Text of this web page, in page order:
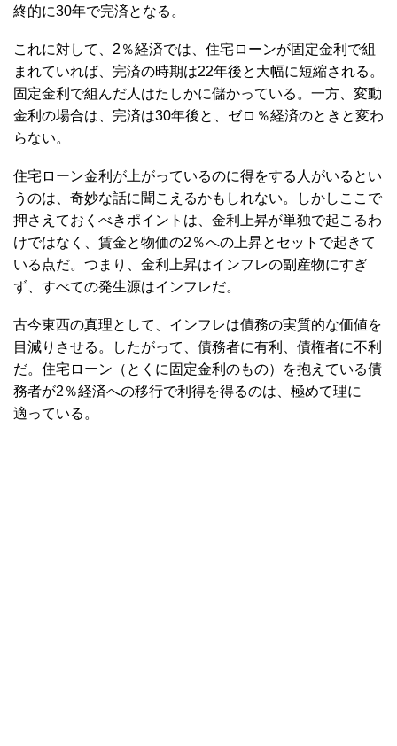
終的に30年で完済となる。
これに対して、2％経済では、住宅ローンが固定金利で組
まれていれば、完済の時期は22年後と大幅に短縮される。
固定金利で組んだ人はたしかに儲かっている。一方、変動
金利の場合は、完済は30年後と、ゼロ％経済のときと変わ
らない。
住宅ローン金利が上がっているのに得をする人がいるとい
うのは、奇妙な話に聞こえるかもしれない。しかしここで
押さえておくべきポイントは、金利上昇が単独で起こるわ
けではなく、賃金と物価の2％への上昇とセットで起きて
いる点だ。つまり、金利上昇はインフレの副産物にすぎ
ず、すべての発生源はインフレだ。
古今東西の真理として、インフレは債務の実質的な価値を
目減りさせる。したがって、債務者に有利、債権者に不利
だ。住宅ローン（とくに固定金利のもの）を抱えている債
務者が2％経済への移行で利得を得るのは、極めて理に
適っている。